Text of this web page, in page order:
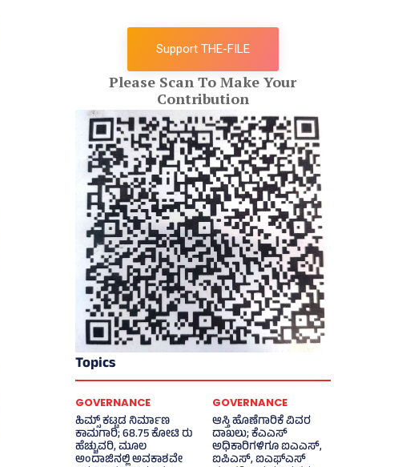
Support THE-FILE
Please Scan To Make Your
Contribution
Topics
GOVERNANCE
ಹಿಮ್ಸ್‌ ಕಟ್ಟಡ ನಿರ್ಮಾಣ
ಕಾಮಗಾರಿ; 68.75 ಕೋಟಿ ರು
ಹೆಚ್ಚುವರಿ, ಮೂಲ
ಅಂದಾಜಿನಲ್ಲಿ ಅವಕಾಶವೇ
GOVERNANCE
ಆಸ್ತಿ ಹೊಣೆಗಾರಿಕೆ ವಿವರ
ದಾಖಲು; ಕೆಎಎಸ್
ಅಧಿಕಾರಿಗಳಿಗೂ ಐಎಎಸ್‌,
ಐಪಿಎಸ್‌, ಐಎಫ್‌ಎಸ್‌